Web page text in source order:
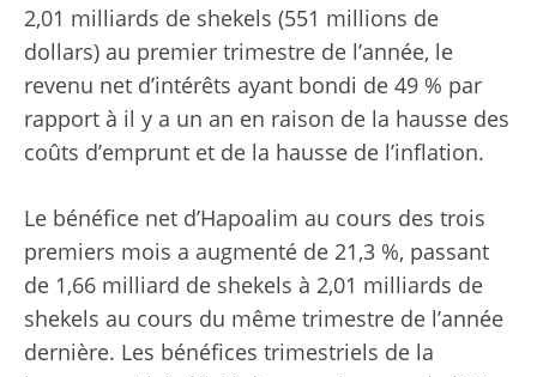
2,01 milliards de shekels (551 millions de
dollars) au premier trimestre de l’année, le
revenu net d’intérêts ayant bondi de 49 % par
rapport à il y a un an en raison de la hausse des
coûts d’emprunt et de la hausse de l’inflation.
Le bénéfice net d’Hapoalim au cours des trois
premiers mois a augmenté de 21,3 %, passant
de 1,66 milliard de shekels à 2,01 milliards de
shekels au cours du même trimestre de l’année
dernière. Les bénéfices trimestriels de la